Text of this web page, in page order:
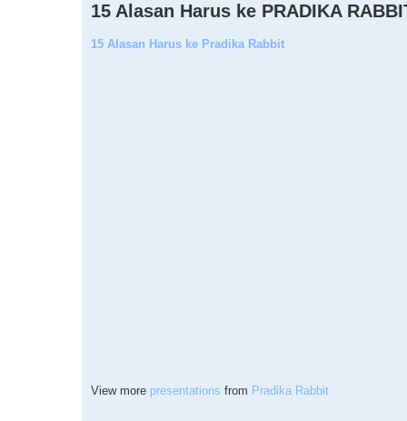
15 Alasan Harus ke PRADIKA
15 Alasan Harus ke Pradika Rabbit
View more presentations from Pradika Rabbit